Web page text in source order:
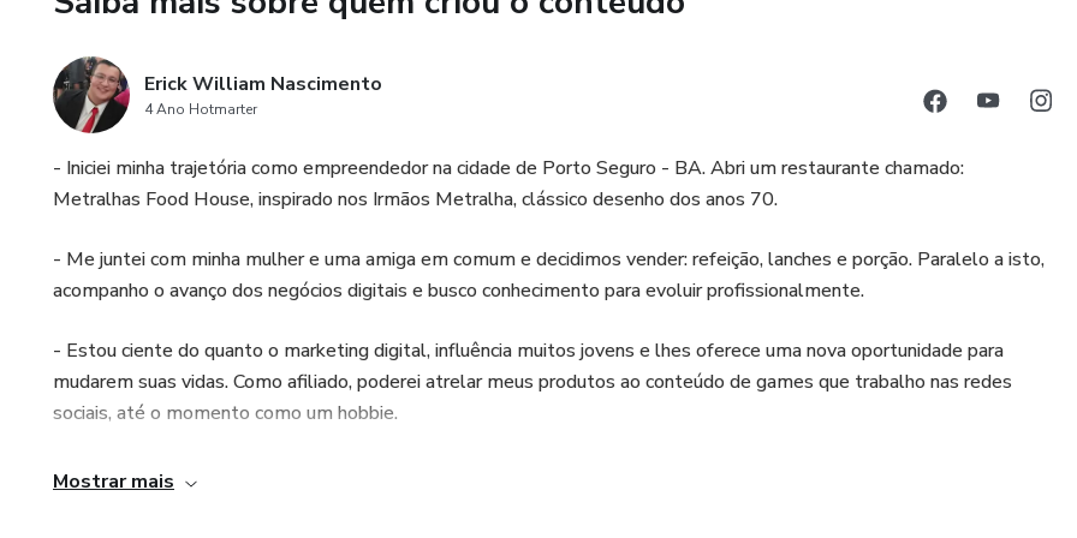
Erick William Nascimento
4 Ano Hotmarter
- Iniciei minha trajetória como empreendedor na cidade de Porto Seguro - BA. Abri um restaurante chamado:
Metralhas Food House, inspirado nos Irmãos Metralha, clássico desenho dos anos 70.
- Me juntei com minha mulher e uma amiga em comum e decidimos vender: refeição, lanches e porção. Paralelo a isto,
acompanho o avanço dos negócios digitais e busco conhecimento para evoluir profissionalmente.
- Estou ciente do quanto o marketing digital, influência muitos jovens e lhes oferece uma nova oportunidade para
mudarem suas vidas. Como afiliado, poderei atrelar meus produtos ao conteúdo de games que trabalho nas redes
sociais, até o momento como um hobbie.
Mostrar mais